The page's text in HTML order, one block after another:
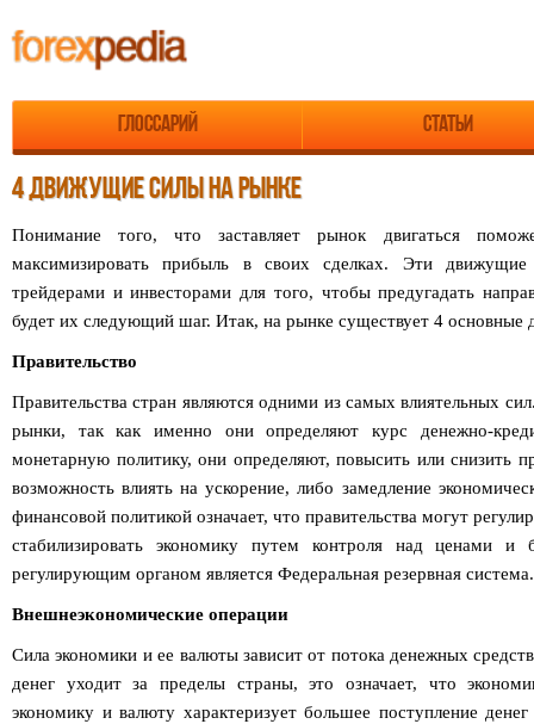
Глоссарий Статьи
4 ДВИЖУЩИЕ СИЛЫ НА РЫНКЕ
Понимание того, что заставляет рынок двигаться
максимизировать прибыль в своих сделках. Эти
трейдерами и инвесторами для того, чтобы предугадать
будет их следующий шаг. Итак, на рынке существует 4
Правительство
Правительства стран являются одними из самых влиятельных
рынки, так как именно они определяют курс денежно-
монетарную политику, они определяют, повысить или снизить
возможность влиять на ускорение, либо замедление
финансовой политикой означает, что правительства могут
стабилизировать экономику путем контроля над ценами
регулирующим органом является Федеральная резервная система.
Внешнеэкономические операции
Сила экономики и ее валюты зависит от потока денежных
денег уходит за пределы страны, это означает, что
экономику и валюту характеризует большее поступление